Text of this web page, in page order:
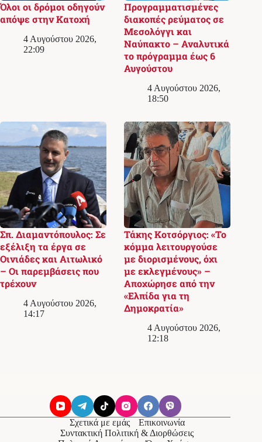
Όλοι οι δρόμοι οδηγούν
απόψε στην Κατοχή
4 Αυγούστου 2026,
22:09
Προγραμματισμένες
διακοπές ρεύματος σε
Μεσολόγγι και
Ναύπακτο – Αναλυτικά
το πρόγραμμα έως 6
Αυγούστου
4 Αυγούστου 2026,
18:50
Σπ. Διαμαντόπουλος: Σε
εξέλιξη τα έργα σε
Οινιάδες και Αιτωλικό
– Οι παρεμβάσεις που
τρέχουν
4 Αυγούστου 2026,
14:17
Τάκης Κοτσόργιος: «Το
κόμμα λειτουργούσε
με διορισμένους, όχι
με εκλεγμένους» –
Αποχώρησε από την
«Ελπίδα για τη
Δημοκρατία»
4 Αυγούστου 2026,
12:18
Σχετικά με εμάς
Επικοινωνία
Συντακτική Πολιτική & Διορθώσεις